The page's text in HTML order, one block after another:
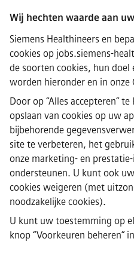
Wij hechten waarde aan
Siemens Healthineers en
cookies op jobs.siemens-
de soorten cookies, hun doel
worden hieronder en in onze
Door op “Alles accepteren”
opslaan van cookies op uw
bijbehorende
site te verbeteren, het
onze marketing- en
ondersteunen. U kunt ook
cookies weigeren (met
noodzakelijke cookies).
U kunt uw toestemming op
knop “Voorkeuren beheren” in
Connect
·
·
·